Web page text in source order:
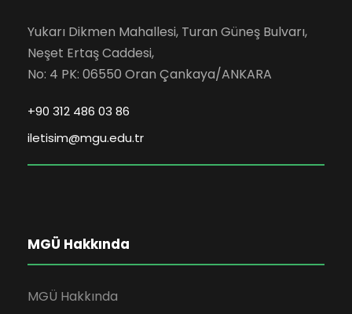
Yukarı Dikmen Mahallesi, Turan Güneş Bulvarı,
Neşet Ertaş Caddesi,
No: 4 PK: 06550 Oran Çankaya/ANKARA
+90 312 486 03 86
iletisim@mgu.edu.tr
MGÜ Hakkında
MGÜ Hakkında